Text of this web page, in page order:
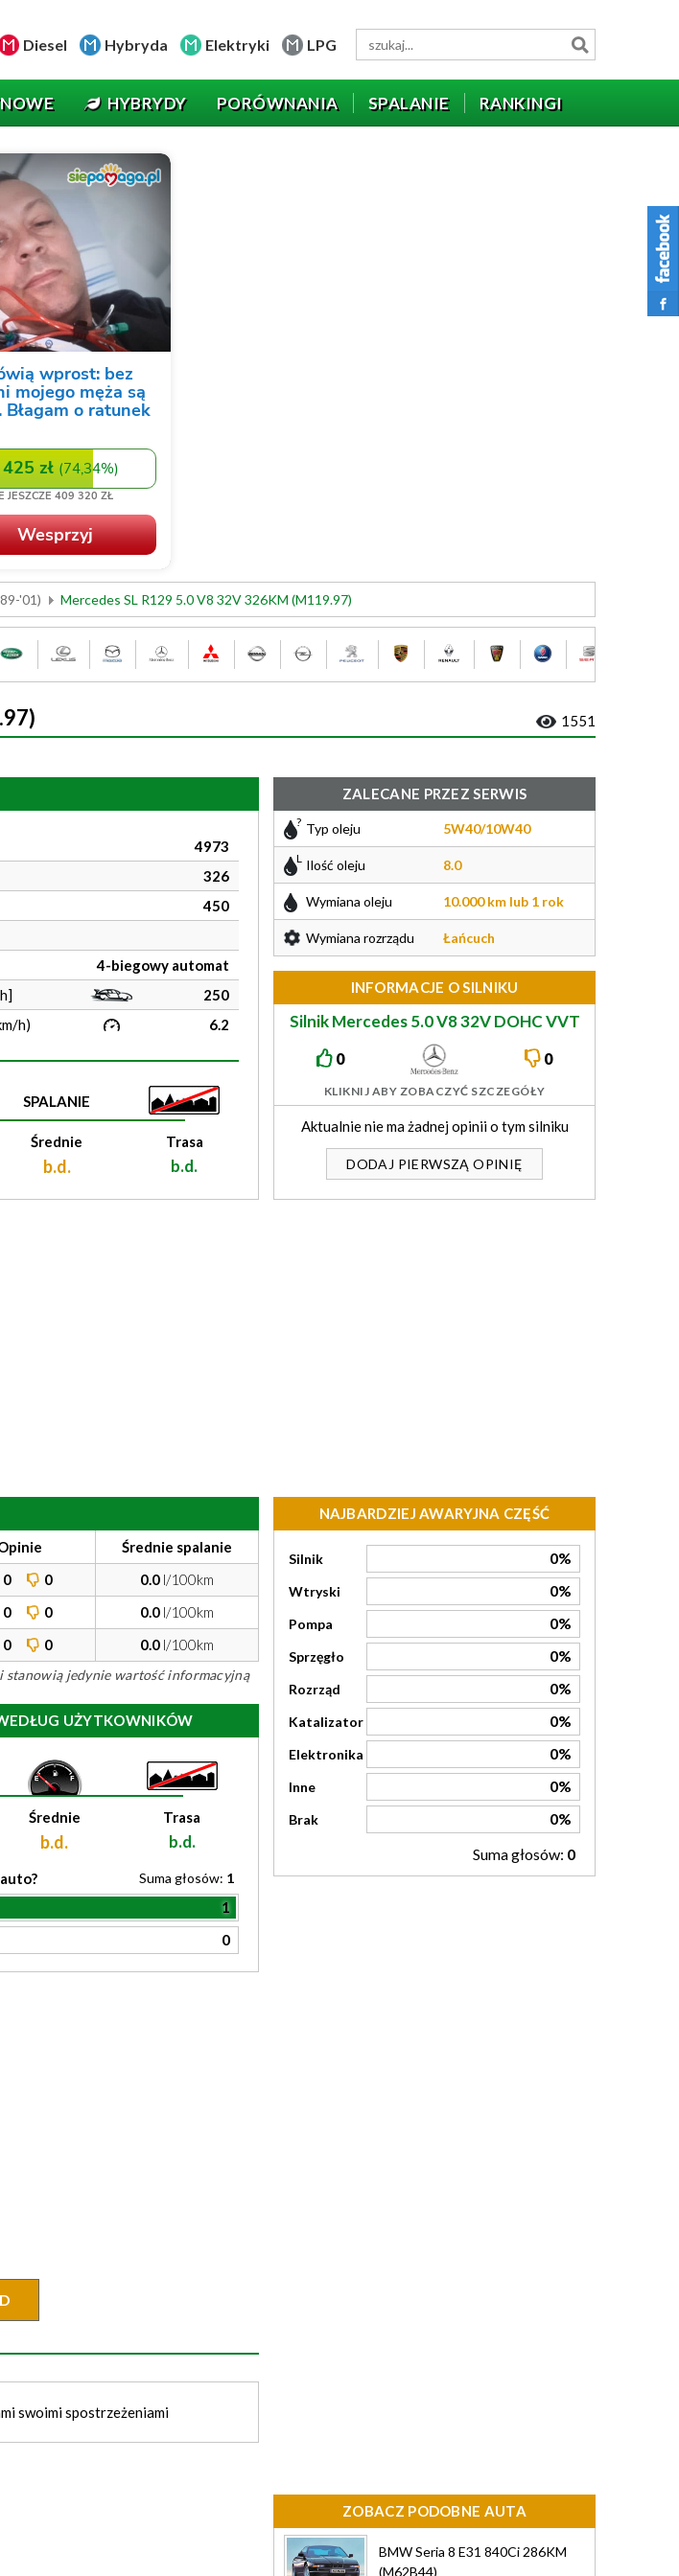
Diesel Hybryda Elektryki LPG
HYBRYDY PORÓWNANIA SPALANIE RANKINGI
'01) Mercedes SL R129 5.0 V8 32V 326KM (M119.97)
1551
4973
326
450
4-biegowy automat
250
h)
6.2
SPALANIE
Średnie
b.d.
Trasa
b.d.
ZALECANE PRZEZ SERWIS
Typ oleju 5W40/10W40
Ilość oleju 8.0
Wymiana oleju 10.000 km lub 1 rok
Wymiana rozrządu Łańcuch
INFORMACJE O SILNIKU
Silnik Mercedes 5.0 V8 32V DOHC VVT
320/326KM M119
0 0
KLIKNIJ ABY ZOBACZYĆ SZCZEGÓŁY
Aktualnie nie ma żadnej opinii o tym silniku
DODAJ PIERWSZĄ OPINIĘ
Średnie spalanie
0 0 0.0 l/100km
0 0 0.0 l/100km
0 0 0.0 l/100km
stanowią jedynie wartość informacyjną
UŻYTKOWNIKÓW
Średnie
b.d.
Trasa
b.d.
Suma głosów: 1
1
0
swoimi spostrzeżeniami
NAJBARDZIEJ AWARYJNA CZĘŚĆ
Silnik 0%
Wtryski 0%
Pompa 0%
Sprzęgło 0%
Rozrząd 0%
Katalizator 0%
Elektronika 0%
Inne 0%
Brak
0%
Suma głosów: 0
ZOBACZ PODOBNE AUTA
BMW Seria 8 E31 840Ci 286KM
(M62B44)